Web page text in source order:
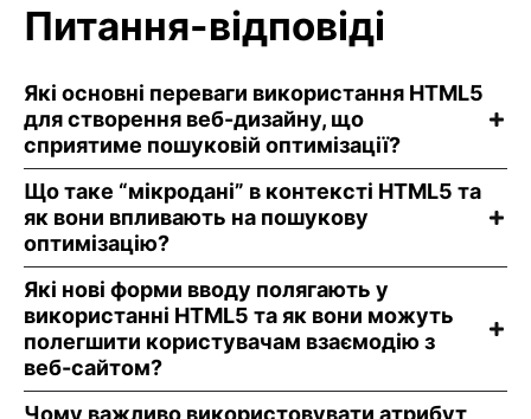
Питання-відповіді
Які основні переваги використання HTML5
для створення веб-дизайну, що
сприятиме пошуковій оптимізації?
Що таке “мікродані” в контексті HTML5 та
як вони впливають на пошукову
оптимізацію?
Які нові форми вводу полягають у
використанні HTML5 та як вони можуть
полегшити користувачам взаємодію з
веб-сайтом?
Чому важливо використовувати атрибут